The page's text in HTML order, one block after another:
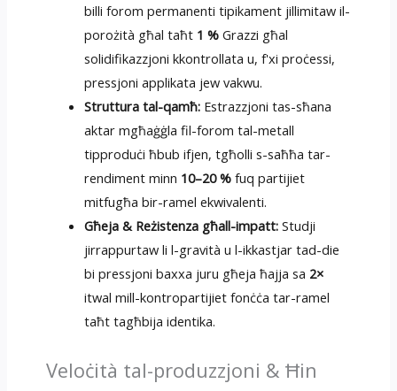
billi forom permanenti tipikament jillimitaw il-
porożità għal taħt 1 % Grazzi għal
solidifikazzjoni kkontrollata u, f'xi proċessi,
pressjoni applikata jew vakwu.
Struttura tal-qamħ: Estrazzjoni tas-sħana
aktar mgħaġġla fil-forom tal-metall
tipproduċi ħbub ifjen, tgħolli s-saħħa tar-
rendiment minn 10–20 % fuq partijiet
mitfugħa bir-ramel ekwivalenti.
Għeja & Reżistenza għall-impatt: Studji
jirrappurtaw li l-gravità u l-ikkastjar tad-die
bi pressjoni baxxa juru għeja ħajja sa 2×
itwal mill-kontropartijiet fonċċa tar-ramel
taħt tagħbija identika.
Veloċità tal-produzzjoni & Ħin